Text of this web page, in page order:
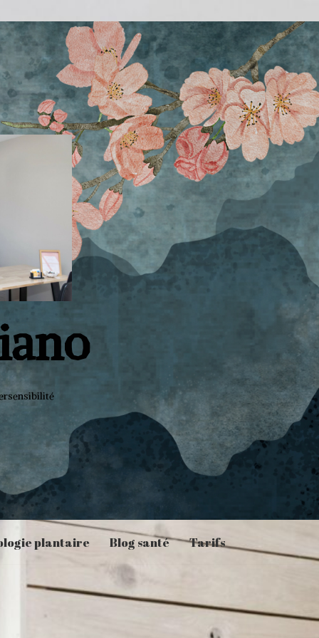
plantaire Blog santé Tarifs